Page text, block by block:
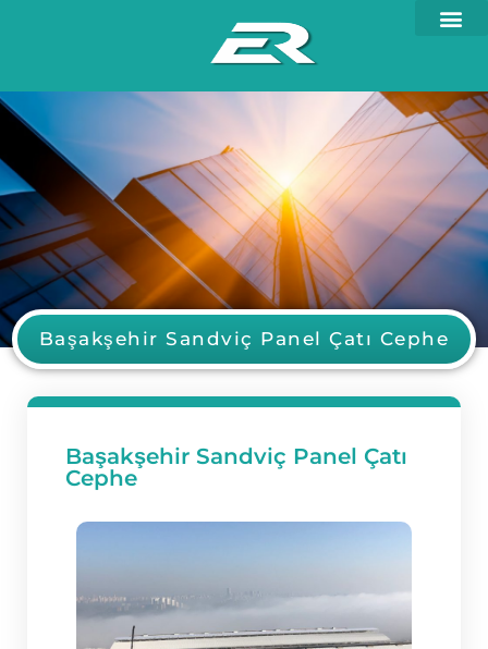
Başakşehir Sandviç Panel Çatı Cephe
Başakşehir Sandviç Panel Çatı
Cephe